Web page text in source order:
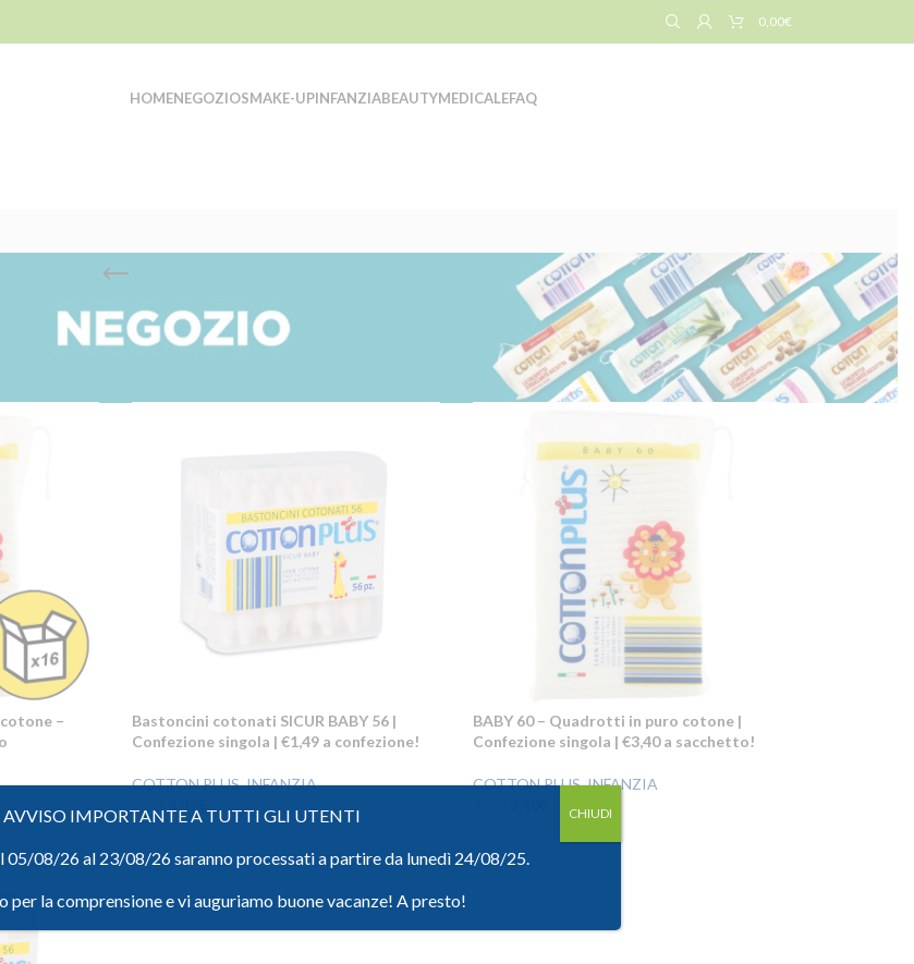
0,00€
HOMENEGOZIOSMAKE-UPINFANZIABEAUTYMEDICALEFAQ
Mostra Tutto
–
Bastoncini cotonati SICUR BABY 56 |
Confezione singola | €1,49 a confezione!
COTTON PLUS,INFANZIA
BABY 60 – Quadrotti in puro cotone |
Confezione singola | €3,40 a sacchetto!
COTTON PLUS,INFANZIA
AVVISO IMPORTANTE A TUTTI GLI UTENTI
08/26 al 23/08/26 saranno processati a partire da lunedì 24/08/25.
per la comprensione e vi auguriamo buone vacanze! A presto!
CHIUDI